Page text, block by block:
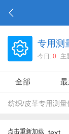
专用测
今日:0 主
全部
纺织/皮革专用测量
点击重新加载